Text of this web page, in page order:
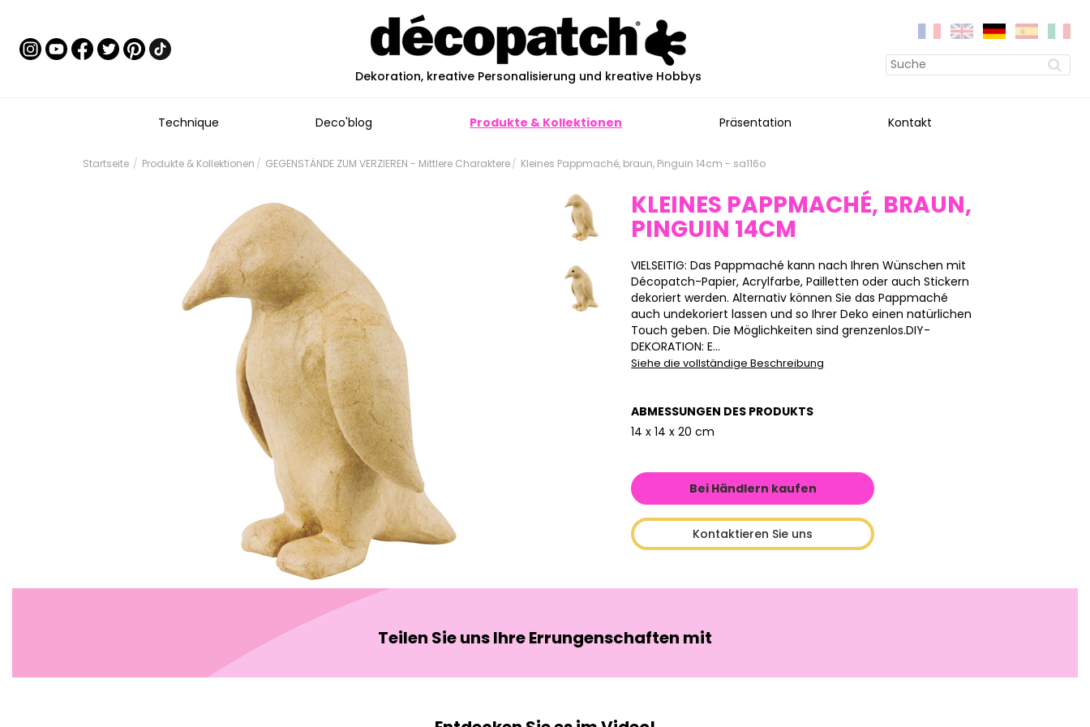
Dekoration, kreative Personalisierung und kreative Hobbys
Technique Deco'blog Produkte & Kollektionen Präsentation Kontakt
Startseite Produkte & Kollektionen GEGENSTÄNDE ZUM VERZIEREN - Mittlere Charaktere Kleines Pappmaché, braun, Pinguin 14cm - sa116o
KLEINES PAPPMACHÉ, BRAUN,
PINGUIN 14CM
VIELSEITIG: Das Pappmaché kann nach Ihren Wünschen mit
Décopatch-Papier, Acrylfarbe, Pailletten oder auch Stickern
dekoriert werden. Alternativ können Sie das Pappmaché
auch undekoriert lassen und so Ihrer Deko einen natürlichen
Touch geben. Die Möglichkeiten sind grenzenlos.DIY-
DEKORATION: E...
Siehe die vollständige Beschreibung
ABMESSUNGEN DES PRODUKTS
14 x 14 x 20 cm
Bei Händlern kaufen
Kontaktieren Sie uns
Teilen Sie uns Ihre Errungenschaften mit